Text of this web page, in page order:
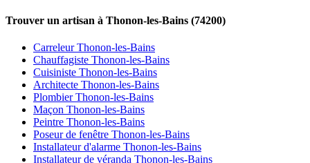
Trouver un artisan à Thonon-les-Bains (74200)
Carreleur Thonon-les-Bains
Chauffagiste Thonon-les-Bains
Cuisiniste Thonon-les-Bains
Architecte Thonon-les-Bains
Plombier Thonon-les-Bains
Maçon Thonon-les-Bains
Peintre Thonon-les-Bains
Poseur de fenêtre Thonon-les-Bains
Installateur d'alarme Thonon-les-Bains
Installateur de véranda Thonon-les-Bains